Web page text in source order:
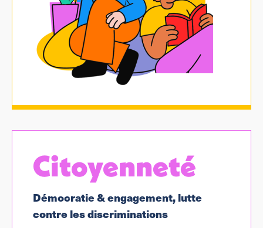
Citoyenneté
Démocratie & engagement, lutte
contre les discriminations